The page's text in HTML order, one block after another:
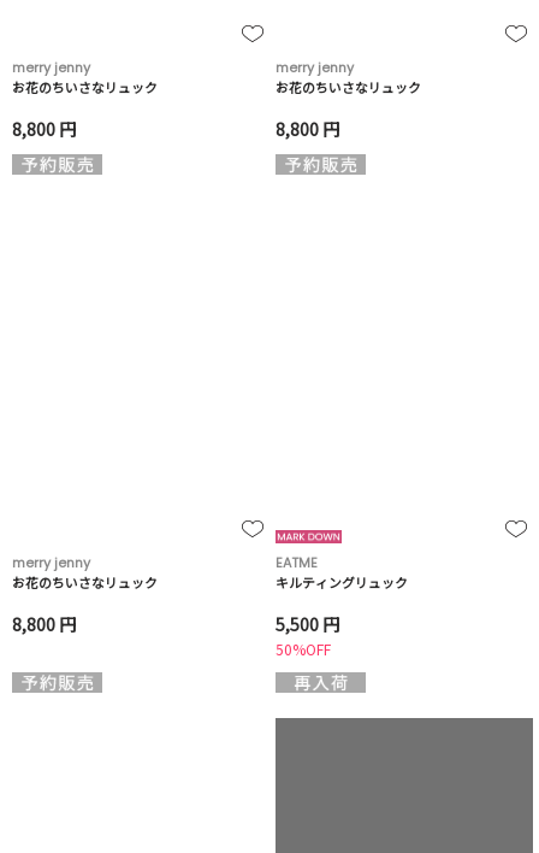
merry jenny
お花のちいさなリュック
8,800 円
merry jenny
お花のちいさなリュック
8,800 円
merry jenny
お花のちいさなリュック
8,800 円
EATME
キルティングリュック
5,500 円
50%OFF